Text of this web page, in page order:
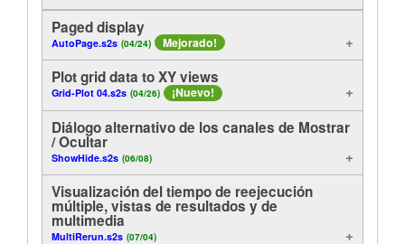
Experimentos
Ejemplos de métodos
Exportación
Paged display
AutoPage.s2s (04/24) Mejorado!
Plot grid data to XY views
Grid-Plot 04.s2s (04/26) ¡Nuevo!
Diálogo alternativo de los canales de Mostrar
/ Ocultar
ShowHide.s2s (06/08)
Visualización del tiempo de reejecución
múltiple, vistas de resultados y de
multimedia
MultiRerun.s2s (07/04)